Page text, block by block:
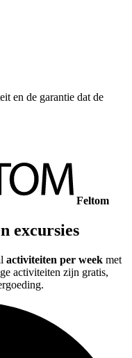
en de garantie dat de
Feltom
excursies
activiteiten per week met
activiteiten zijn gratis,